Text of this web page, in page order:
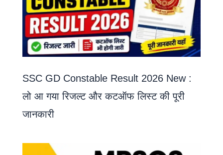
SSC GD Constable Result 2026 New :
लो आ गया रिजल्ट और कटऑफ लिस्ट की पूरी
जानकारी